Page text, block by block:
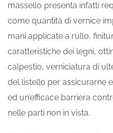
massello presenta infatti
come quantità di vernice
mani applicate a rullo,
caratteristiche dei legni,
calpestio, verniciatura di
del listello per assicurarne
ed un’efficace barriera
nelle parti non in vista.